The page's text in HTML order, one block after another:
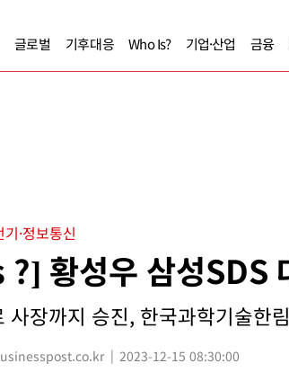
글로벌 기후대응 Who Is? 기업·산업 금융
·정보통신
황성우 삼성SDS
사장까지 승진, 한국과학기술한
2023-12-15 08:30:00